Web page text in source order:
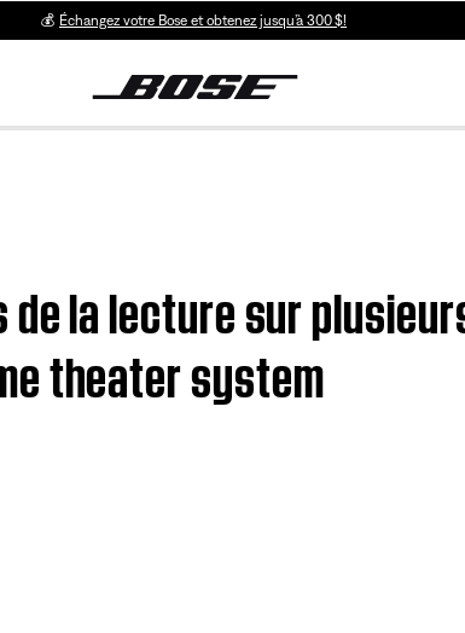
💰 Échangez votre Bose et obtenez jusqu’à 300 $!
la lecture sur
theater system